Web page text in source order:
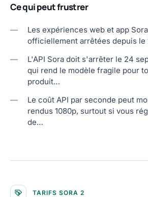
Ce qui peut frustrer
—
Les expériences web et app
officiellement arrêtées depuis le
—
L'API Sora doit s'arrêter le 24
qui rend le modèle fragile pour
produit…
—
Le coût API par seconde peut
rendus 1080p, surtout si vous
de…
TARIFS SORA 2